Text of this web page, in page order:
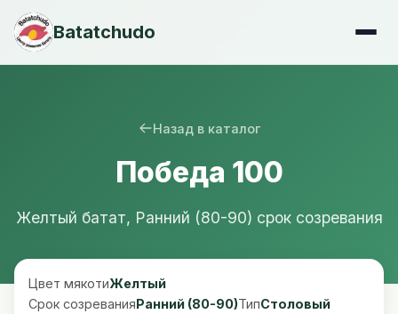
Batatchudo
Назад в каталог
Победа 100
Желтый батат, Ранний (80-90) срок созревания
Цвет мякотиЖелтый
Срок созреванияРанний (80-90)ТипСтоловый